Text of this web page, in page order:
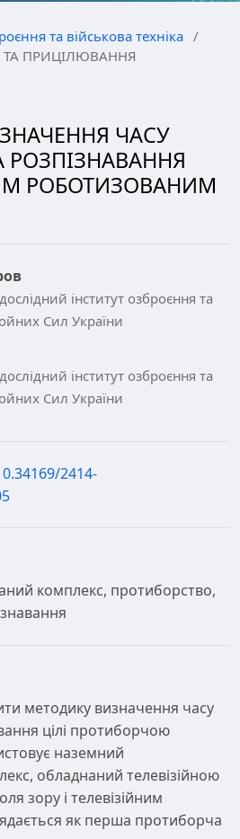
та військова техніка /
ПРИЦІЛЮВАННЯ
ЧАСУ
РОЗПІЗНАВАННЯ
РОБОТИЗОВАНИМ
інститут озброєння та
Сил України
інститут озброєння та
Сил України
2414-
комплекс, протиборство,
методику визначення часу
цілі протиборчою
наземний
обладнаний телевізійною
зору і телевізійним
як перша протиборча